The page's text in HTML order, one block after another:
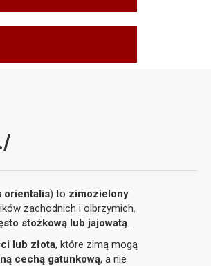
orientalis) to zimozielony
zachodnich i olbrzymich.
stożkową lub jajowatą
lub złota, które zimą mogą
cechą gatunkową, a nie